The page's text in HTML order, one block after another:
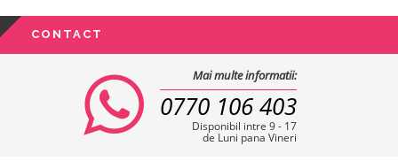
CONTACT
Mai multe informatii:
0770 106 403
Disponibil intre 9 - 17
de Luni pana Vineri